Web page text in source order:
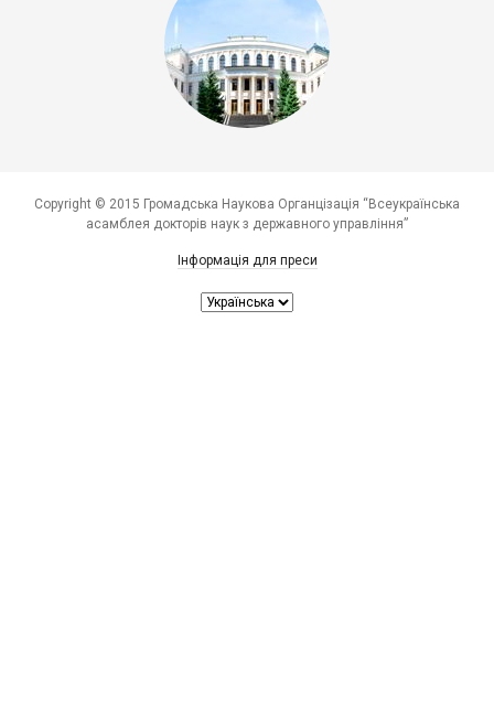
Copyright © 2015 Громадська Наукова Органцізація “Всеукраїнська
асамблея докторів наук з державного управління”
Інформація для преси